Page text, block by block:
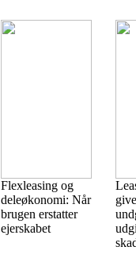
Flexleasing og
deleøkonomi: Når
brugen erstatter
ejerskabet